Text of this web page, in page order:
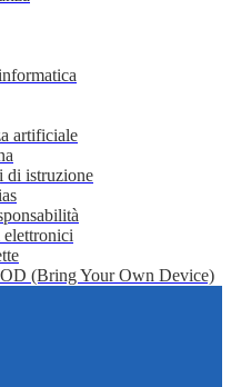
artificiale
di istruzione
(Bring Your Own Device)